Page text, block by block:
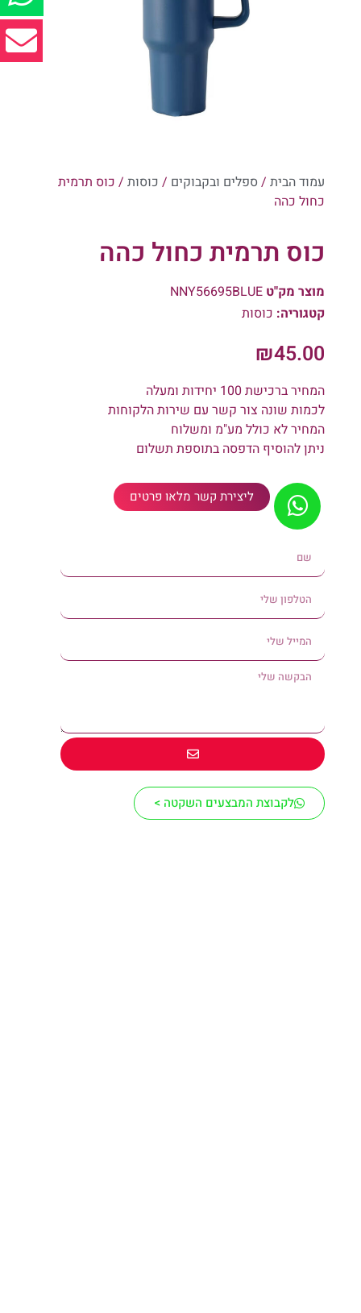
עמוד הבית/ ספלים ובקבוקים / כוסות/ כוס תרמית
כחול כהה
כוס תרמית כחול כהה
מוצר מק"ט NNY56695BLUE
קטגוריה: כוסות
₪45.00
המחיר ברכישת 100 יחידות ומעלה
לכמות שונה צור קשר עם שירות הלקוחות
המחיר לא כולל מע"מ ומשלוח
ניתן להוסיף הדפסה בתוספת תשלום
ליצירת קשר מלאו פרטים
לקבוצת המבצעים השקטה >